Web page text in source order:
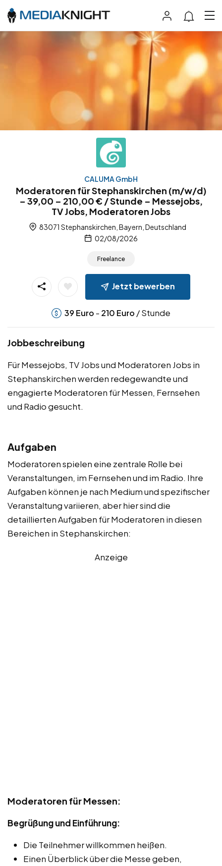
CALUMA GmbH
Moderatoren für Stephanskirchen (m/w/d)
– 39,00 – 210,00 € / Stunde – Messejobs,
TV Jobs, Moderatoren Jobs
83071 Stephanskirchen, Bayern, Deutschland
02/08/2026
Freelance
Jetzt bewerben
39 Euro - 210 Euro / Stunde
Jobbeschreibung
Für Messejobs, TV Jobs und Moderatoren Jobs in
Stephanskirchen werden redegewandte und
engagierte Moderatoren für Messen, Fernsehen
und Radio gesucht.
Aufgaben
Moderatoren spielen eine zentrale Rolle bei
Veranstaltungen, im Fernsehen und im Radio. Ihre
Aufgaben können je nach Medium und spezifischer
Veranstaltung variieren, aber hier sind die
detaillierten Aufgaben für Moderatoren in diesen
Bereichen in Stephanskirchen:
Anzeige
Moderatoren für Messen:
Begrüßung und Einführung:
Die Teilnehmer willkommen heißen.
Einen Überblick über die Messe geben,